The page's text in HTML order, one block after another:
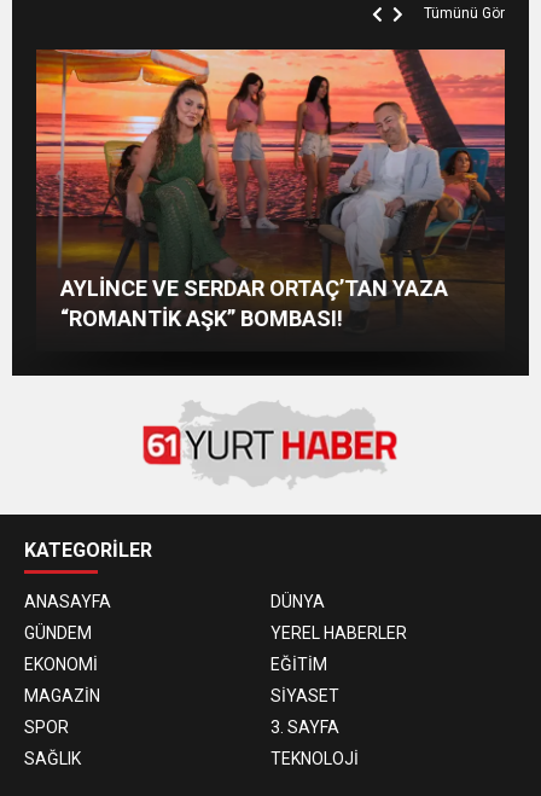
Tümünü Gör
M Lisa ve Dolu Kadehi Ters Tut’tan Yeni İş
Birliği: “Vişne”
AYLİNCE VE SERDAR ORTAÇ’TAN YAZA
“ROMANTİK AŞK” BOMBASI!
MUSTAFA SANDAL İLE AYNI SAHNEDE
PARLADI: AFRA’YA HARBİYE’DE BÜYÜK
KAYSERİ’DE İZDİHAM DEĞİL, REKOR
VARDI! 195 BİN KİŞİ
KATEGORİLER
ANASAYFA
DÜNYA
GÜNDEM
YEREL HABERLER
EKONOMİ
EĞİTİM
MAGAZİN
SİYASET
SPOR
3. SAYFA
SAĞLIK
TEKNOLOJİ